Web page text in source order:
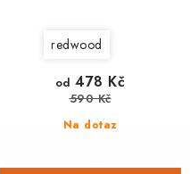
redwood
Na dotaz
od 478 Kč
590 Kč